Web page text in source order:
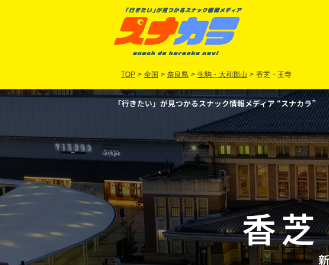
TOP > 全国 > 奈良県 > 生駒・大和郡山 > 香芝・王寺
「行きたい」が見つかるスナック情報メディア “スナカラ”
香芝